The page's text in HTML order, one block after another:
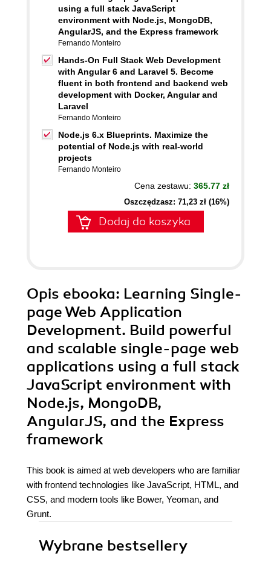
using a full stack JavaScript
environment with Node.js, MongoDB,
AngularJS, and the Express framework
Fernando Monteiro
Hands-On Full Stack Web Development
with Angular 6 and Laravel 5. Become
fluent in both frontend and backend web
development with Docker, Angular and
Laravel
Fernando Monteiro
Node.js 6.x Blueprints. Maximize the
potential of Node.js with real-world
projects
Fernando Monteiro
Cena zestawu: 365.77 zł
Oszczędzasz: 71,23 zł (16%)
Dodaj do koszyka
Opis ebooka: Learning Single-
page Web Application
Development. Build powerful
and scalable single-page web
applications using a full stack
JavaScript environment with
Node.js, MongoDB,
AngularJS, and the Express
framework
This book is aimed at web developers who are familiar
with frontend technologies like JavaScript, HTML, and
CSS, and modern tools like Bower, Yeoman, and
Grunt.
Wybrane bestsellery